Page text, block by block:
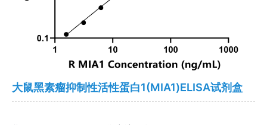
大鼠黑素瘤抑制性活性蛋白1(MIA1)ELISA试剂盒